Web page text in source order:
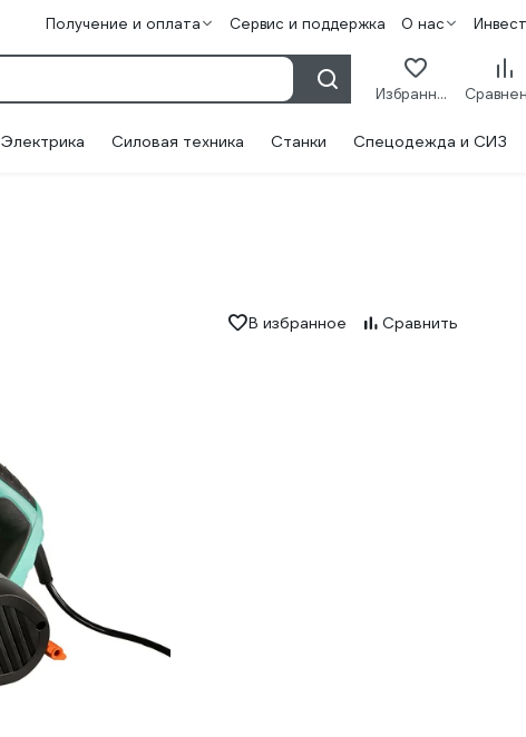
Получение и оплата Сервис и поддержка О нас
Избранное
Электрика Силовая техника Станки Спецодежда и СИЗ
В избранное Сравнить